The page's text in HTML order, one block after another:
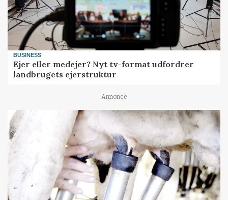
BUSINESS
Ejer eller medejer? Nyt tv-format udfordrer
landbrugets ejerstruktur
Annonce